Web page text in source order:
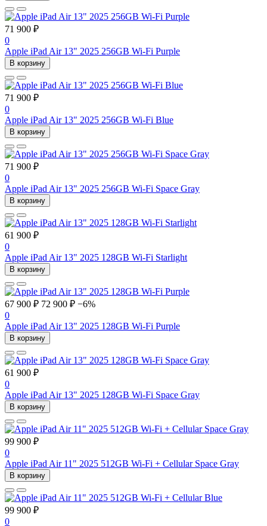
71 900 ₽
0
Apple iPad Air 13" 2025 256GB Wi-Fi Purple
В корзину
71 900 ₽
0
Apple iPad Air 13" 2025 256GB Wi-Fi Blue
В корзину
71 900 ₽
0
Apple iPad Air 13" 2025 256GB Wi-Fi Space Gray
В корзину
61 900 ₽
0
Apple iPad Air 13" 2025 128GB Wi-Fi Starlight
В корзину
67 900 ₽ 72 900 ₽ −6%
0
Apple iPad Air 13" 2025 128GB Wi-Fi Purple
В корзину
61 900 ₽
0
Apple iPad Air 13" 2025 128GB Wi-Fi Space Gray
В корзину
99 900 ₽
0
Apple iPad Air 11" 2025 512GB Wi-Fi + Cellular Space Gray
В корзину
99 900 ₽
0